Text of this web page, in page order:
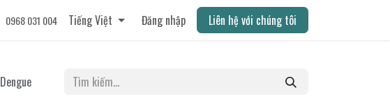
0968 031 004 Tiếng Việt Đăng nhập Liên hệ với chúng tôi